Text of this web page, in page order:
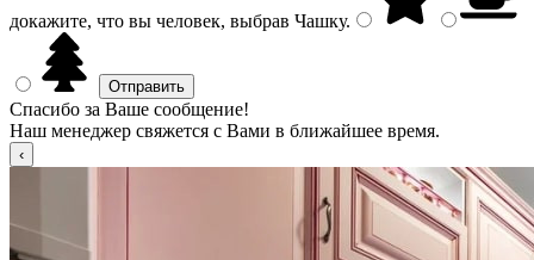
докажите, что вы человек, выбрав Чашку.
Спасибо за Ваше сообщение!
Наш менеджер свяжется с Вами в ближайшее время.